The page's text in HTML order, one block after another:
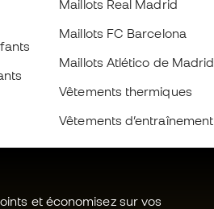
Maillots Real Madrid
Maillots FC Barcelona
Maillots Atlético de Madrid
Vêtements thermiques
Vêtements d’entraînement
et économisez sur vos